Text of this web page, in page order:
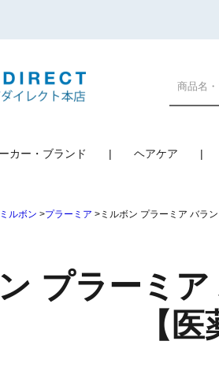
カー・ブランド ヘアケア
ミルボン プラーミア ミルボン プラーミア バラ
プラーミ
【